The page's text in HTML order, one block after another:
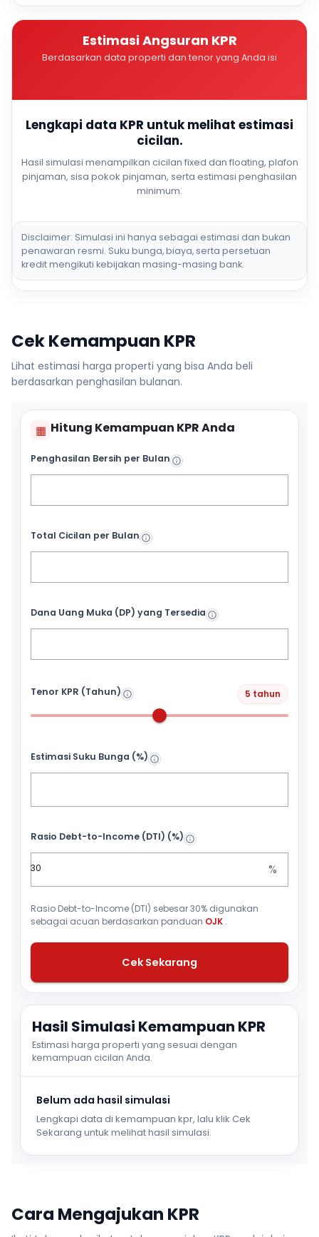
Estimasi Angsuran KPR
Berdasarkan data properti dan tenor yang Anda isi
Lengkapi data KPR untuk melihat estimasi
cicilan.
Hasil simulasi menampilkan cicilan fixed dan floating, plafon
pinjaman, sisa pokok pinjaman, serta estimasi penghasilan
minimum.
Disclaimer: Simulasi ini hanya sebagai estimasi dan bukan
penawaran resmi. Suku bunga, biaya, serta persetuan
kredit mengikuti kebijakan masing-masing bank.
Cek Kemampuan KPR
Lihat estimasi harga properti yang bisa Anda beli
berdasarkan penghasilan bulanan.
▦ Hitung Kemampuan KPR Anda
Penghasilan Bersih per Bulan
Total Cicilan per Bulan
Dana Uang Muka (DP) yang Tersedia
Tenor KPR (Tahun) 5 tahun
Estimasi Suku Bunga (%)
Rasio Debt-to-Income (DTI) (%)
%
Rasio Debt-to-Income (DTI) sebesar 30% digunakan
sebagai acuan berdasarkan panduan OJK .
Cek Sekarang
Hasil Simulasi Kemampuan KPR
Estimasi harga properti yang sesuai dengan
kemampuan cicilan Anda.
Belum ada hasil simulasi
Lengkapi data di kemampuan kpr, lalu klik Cek
Sekarang untuk melihat hasil simulasi.
Cara Mengajukan KPR